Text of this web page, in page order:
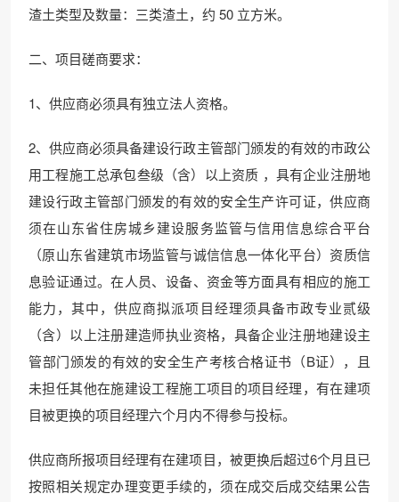
渣土类型及数量：三类渣土，约 50 立方米。
二、项目磋商要求：
1、供应商必须具有独立法人资格。
2、供应商必须具备建设行政主管部门颁发的有效的市政公
用工程施工总承包叁级（含）以上资质 ，具有企业注册地
建设行政主管部门颁发的有效的安全生产许可证，供应商
须在山东省住房城乡建设服务监管与信用信息综合平台
（原山东省建筑市场监管与诚信信息一体化平台）资质信
息验证通过。在人员、设备、资金等方面具有相应的施工
能力，其中，供应商拟派项目经理须具备市政专业贰级
（含）以上注册建造师执业资格，具备企业注册地建设主
管部门颁发的有效的安全生产考核合格证书（B证），且
未担任其他在施建设工程施工项目的项目经理，有在建项
目被更换的项目经理六个月内不得参与投标。
供应商所报项目经理有在建项目，被更换后超过6个月且已
按照相关规定办理变更手续的，须在成交后成交结果公告